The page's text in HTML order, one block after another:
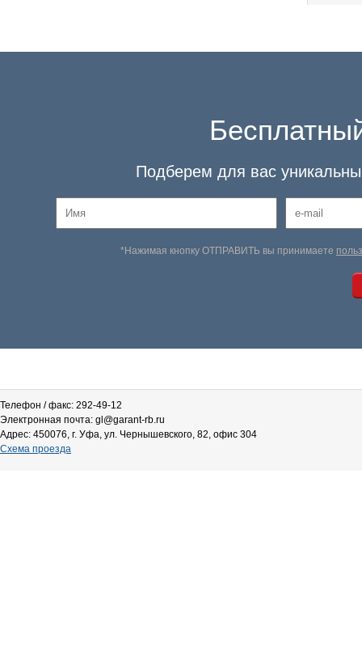
Подберем для вас
*Нажимая кнопку ОТПРАВИТЬ вы принимаете
Телефон / факс: 292-49-12
Электронная почта: gl@garant-rb.ru
Адрес: 450076, г. Уфа, ул. Чернышевского, 82, офис 304
Схема проезда